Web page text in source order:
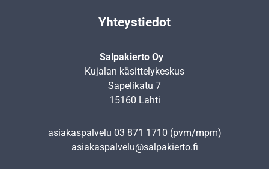
Yhteystiedot
Salpakierto Oy
Kujalan käsittelykeskus
Sapelikatu 7
15160 Lahti
asiakaspalvelu 03 871 1710 (pvm/mpm)
asiakaspalvelu@salpakierto.fi